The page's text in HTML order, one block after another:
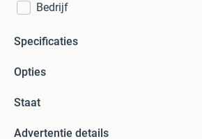
Bedrijf
Specificaties
Opties
Staat
Advertentie details